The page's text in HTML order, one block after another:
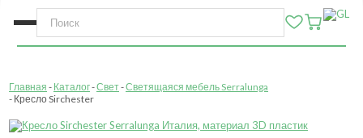
Главная Каталог Свет Светящаяся мебель Serralunga
Кресло Sirchester